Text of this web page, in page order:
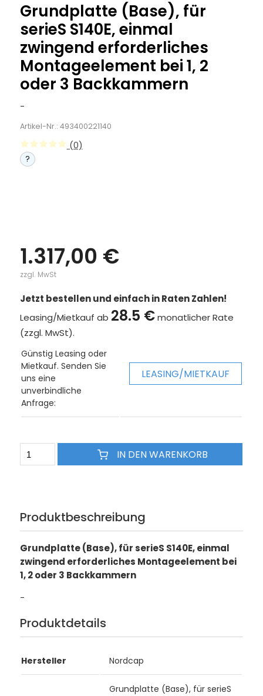
Grundplatte (Base), für
serieS S140E, einmal
zwingend erforderliches
Montageelement bei 1, 2
oder 3 Backkammern
-
Artikel-Nr.: 493400221140
(0)
?
1.317,00 €
zzgl. MwSt
Jetzt bestellen und einfach in Raten Zahlen!
Leasing/Mietkauf ab 28.5 €monatlicher Rate
(zzgl. MwSt).
Günstig Leasing oder
Mietkauf. Senden Sie
uns eine
unverbindliche
Anfrage:
LEASING/MIETKAUF
IN DEN WARENKORB
Produktbeschreibung
Grundplatte (Base), für serieS S140E, einmal
zwingend erforderliches Montageelement bei
1, 2 oder 3 Backkammern
-
Produktdetails
Hersteller Nordcap
Grundplatte (Base), für serieS